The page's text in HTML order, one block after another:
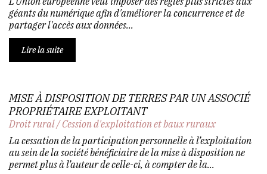
géants du numérique afin d'améliorer la concurrence et de
partager l'accès aux données...
Lire la suite
MISE À DISPOSITION DE TERRES PAR UN ASSOCIÉ
PROPRIÉTAIRE EXPLOITANT
Droit rural/Cession d'exploitation et baux ruraux
La cessation de la participation personnelle à l’exploitation
au sein de la société bénéficiaire de la mise à disposition ne
permet plus à l’auteur de celle-ci, à compter de la...